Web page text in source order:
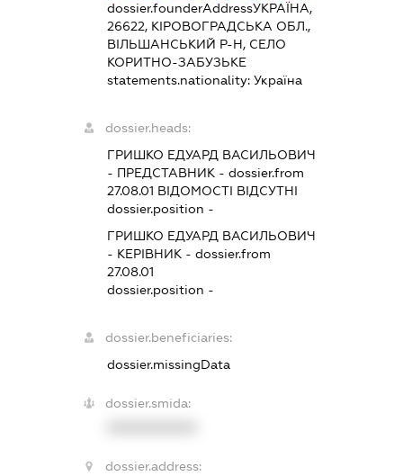
dossier.founderAddressУКРАЇНА,
26622, КІРОВОГРАДСЬКА ОБЛ.,
ВІЛЬШАНСЬКИЙ Р-Н, СЕЛО
КОРИТНО-ЗАБУЗЬКЕ
statements.nationality:Україна
dossier.heads:
ГРИШКО ЕДУАРД ВАСИЛЬОВИЧ
- ПРЕДСТАВНИК - dossier.from
27.08.01 ВІДОМОСТІ ВІДСУТНІ
dossier.position -
ГРИШКО ЕДУАРД ВАСИЛЬОВИЧ
- КЕРІВНИК - dossier.from
27.08.01
dossier.position -
dossier.beneficiaries:
dossier.missingData
dossier.smida:
dossier.address: